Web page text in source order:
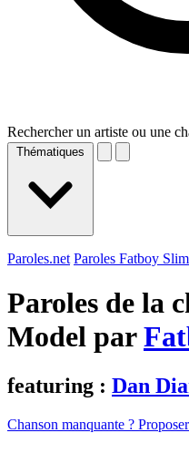
Rechercher un artiste ou une
Thématiques
Paroles.net Paroles Fatboy Slim
Paroles de la
Model par
featuring : Dan
Chanson manquante ?